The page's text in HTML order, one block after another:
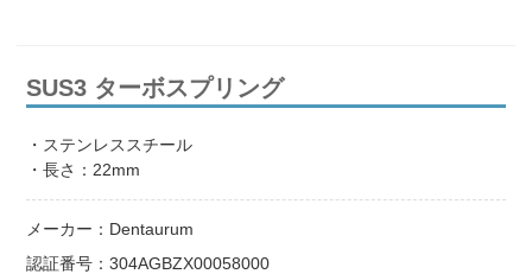
SUS3 ターボスプリング
・ステンレススチール
・長さ：22mm
メーカー： Dentaurum
認証番号： 304AGBZX00058000